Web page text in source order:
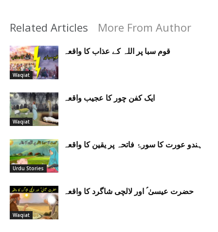
Related Articles More From Author
Waqiat
قوم سبا پر اللہ کے عذاب کا واقعہ
Waqiat
ایک کفن چور کا عجیب واقعہ
Urdu Stories
ہندو عورت کا سورۂ فاتحہ پر یقین کا واقعہ
Waqiat
حضرت عیسیٰ ؑ اور لالچی شاگرد کا واقعہ